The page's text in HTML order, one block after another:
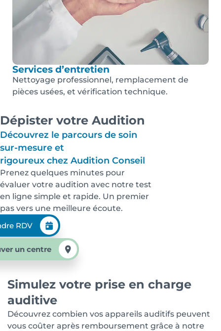
Services d’entretien
Nettoyage professionnel, remplacement de
pièces usées, et vérification technique.
Dépister votre Audition
Découvrez le parcours de soin
sur-mesure et
rigoureux chez Audition Conseil
Prenez quelques minutes pour
évaluer votre audition avec notre test
en ligne simple et rapide. Un premier
pas vers une meilleure écoute.
RDV
un centre
Simulez votre prise en charge
auditive
Découvrez combien vos appareils auditifs peuvent
vous coûter après remboursement grâce à notre